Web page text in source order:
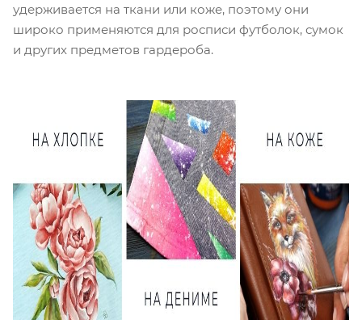
удерживается на ткани или коже, поэтому они
широко применяются для росписи футболок, сумок
и других предметов гардероба.